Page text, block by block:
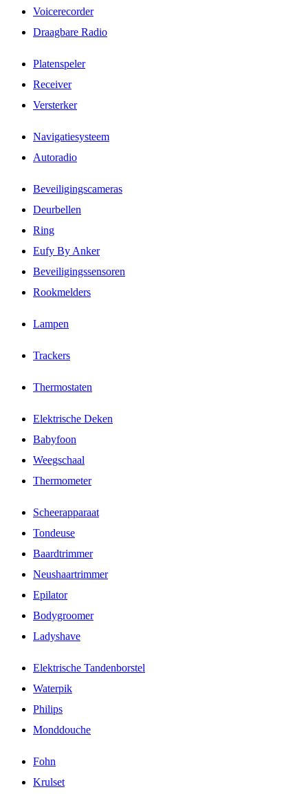
Voicerecorder
Draagbare Radio
Platenspeler
Receiver
Versterker
Navigatiesysteem
Autoradio
Beveiligingscameras
Deurbellen
Ring
Eufy By Anker
Beveiligingssensoren
Rookmelders
Lampen
Trackers
Thermostaten
Elektrische Deken
Babyfoon
Weegschaal
Thermometer
Scheerapparaat
Tondeuse
Baardtrimmer
Neushaartrimmer
Epilator
Bodygroomer
Ladyshave
Elektrische Tandenborstel
Waterpik
Philips
Monddouche
Fohn
Krulset